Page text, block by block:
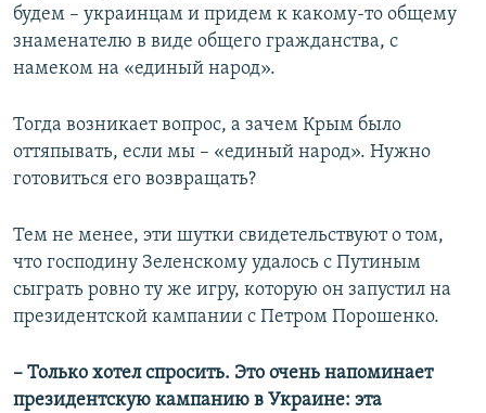
будем – украинцам и придем к какому-то общему
знаменателю в виде общего гражданства, с
намеком на «единый народ».
Тогда возникает вопрос, а зачем Крым было
оттяпывать, если мы – «единый народ». Нужно
готовиться его возвращать?
Тем не менее, эти шутки свидетельствуют о том,
что господину Зеленскому удалось с Путиным
сыграть ровно ту же игру, которую он запустил на
президентской кампании с Петром Порошенко.
– Только хотел спросить. Это очень напоминает
президентскую кампанию в Украине: эта